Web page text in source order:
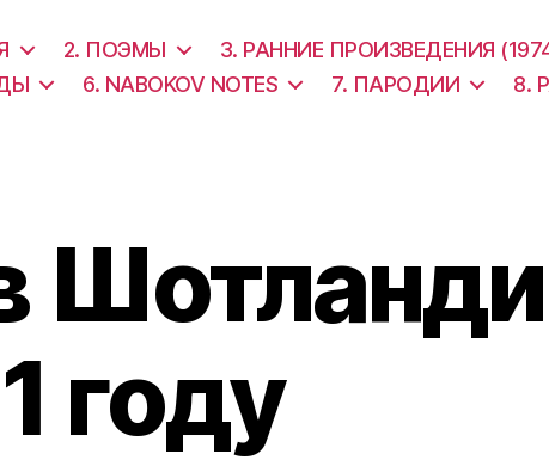
2. ПОЭМЫ
3. РАННИЕ ПРОИЗВЕДЕНИЯ
6. NABOKOV NOTES 7. ПАРОДИИ 8.
году